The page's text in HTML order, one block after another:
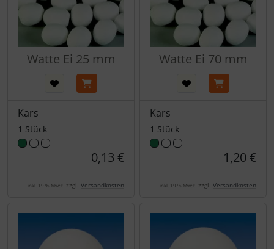
Watte Ei 25 mm
Kars
1 Stück
0,13 €
inkl. 19 % MwSt. zzgl. Versandkosten
Watte Ei 70 mm
Kars
1 Stück
1,20 €
inkl. 19 % MwSt. zzgl. Versandkosten